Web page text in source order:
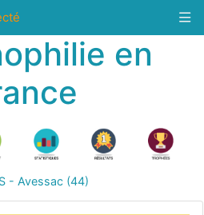
en
- Avessac (44)